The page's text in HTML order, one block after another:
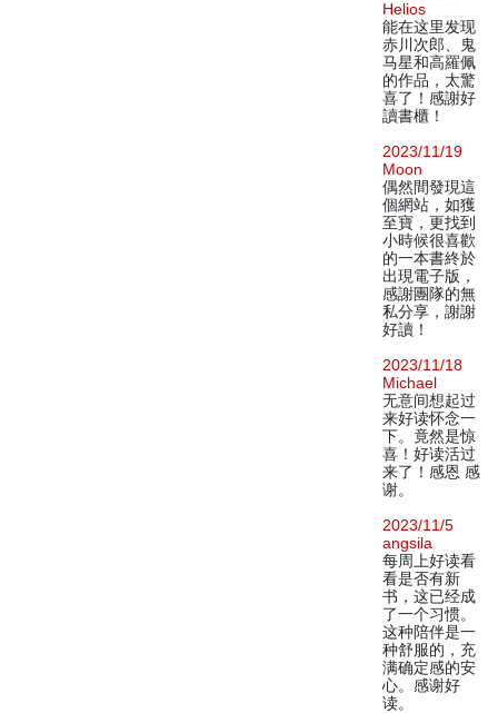
Helios
能在这里发现
赤川次郎、鬼
马星和高羅佩
的作品，太驚
喜了！感謝好
讀書櫃！
2023/11/19
Moon
偶然間發現這
個網站，如獲
至寶，更找到
小時候很喜歡
的一本書終於
出現電子版，
感謝團隊的無
私分享，謝謝
好讀！
2023/11/18
Michael
无意间想起过
来好读怀念一
下。竟然是惊
喜！好读活过
来了！感恩 感
谢。
2023/11/5
angsila
每周上好读看
看是否有新
书，这已经成
了一个习惯。
这种陪伴是一
种舒服的，充
满确定感的安
心。感谢好
读。